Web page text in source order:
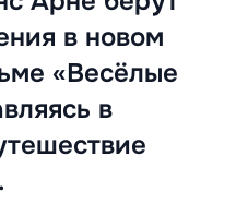
в новом
«Весёлые
в